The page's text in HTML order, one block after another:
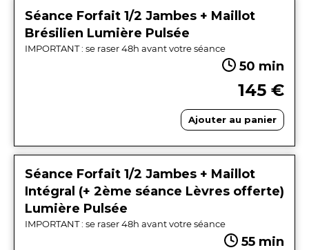
Séance Forfait 1/2 Jambes + Maillot
Brésilien Lumière Pulsée
IMPORTANT : se raser 48h avant votre séance
50 min
145 €
Ajouter au panier
Séance Forfait 1/2 Jambes + Maillot
Intégral (+ 2ème séance Lèvres offerte)
Lumière Pulsée
IMPORTANT : se raser 48h avant votre séance
55 min